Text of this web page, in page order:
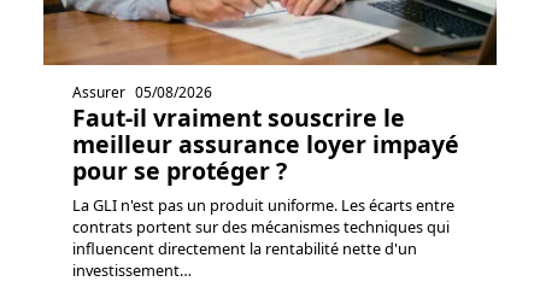
Assurer 05/08/2026
Faut-il vraiment souscrire le
meilleur assurance loyer impayé
pour se protéger ?
La GLI n'est pas un produit uniforme. Les écarts entre
contrats portent sur des mécanismes techniques qui
influencent directement la rentabilité nette d'un
investissement…